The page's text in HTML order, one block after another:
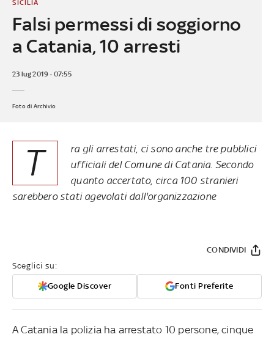
Falsi permessi di soggiorno
a Catania, 10 arresti
SICILIA
23 lug 2019 - 07:55
Foto di Archivio
T
ra gli arrestati, ci sono anche tre pubblici
ufficiali del Comune di Catania. Secondo
quanto accertato, circa 100 stranieri
sarebbero stati agevolati dall'organizzazione
Sceglici su:
Google Discover Fonti Preferite
CONDIVIDI
A Catania la polizia ha arrestato 10 persone, cinque